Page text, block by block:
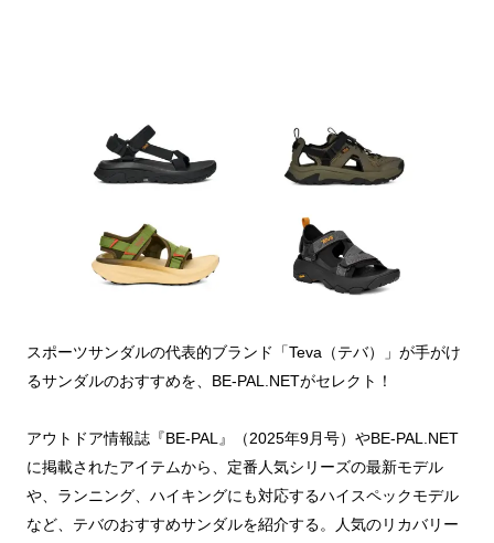
スポーツサンダルの代表的ブランド「Teva（テバ）」が手がけ
るサンダルのおすすめを、BE-PAL.NETがセレクト！
アウトドア情報誌『BE-PAL』（2025年9月号）やBE-PAL.NET
に掲載されたアイテムから、定番人気シリーズの最新モデル
や、ランニング、ハイキングにも対応するハイスペックモデル
など、テバのおすすめサンダルを紹介する。人気のリカバリー